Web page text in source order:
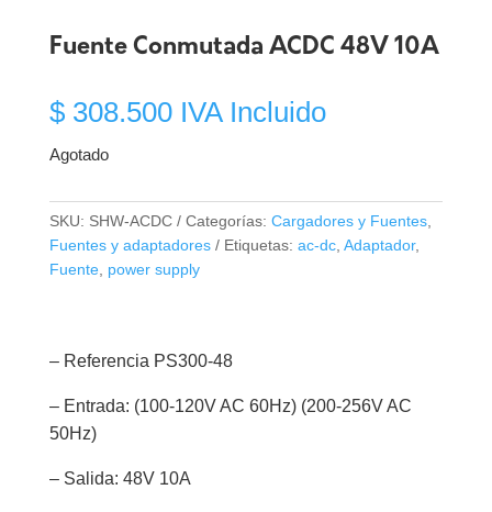
Fuente Conmutada ACDC 48V 10A
$308.500 IVA Incluido
Agotado
SKU: SHW-ACDC Categorías: Cargadores y Fuentes,
Fuentes y adaptadores
Etiquetas: ac-dc, Adaptador,
Fuente, power supply
– Referencia PS300-48
– Entrada: (100-120V AC 60Hz) (200-256V AC
50Hz)
– Salida: 48V 10A